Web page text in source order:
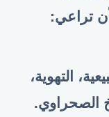
تراعي:
التهوية،
الصحراوي.